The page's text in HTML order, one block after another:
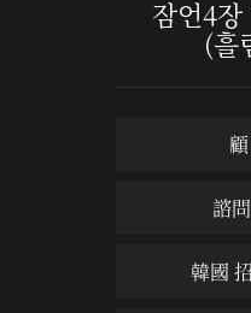
잠언4
(흘
諮
韓國